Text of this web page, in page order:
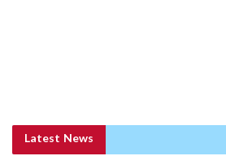
Latest News